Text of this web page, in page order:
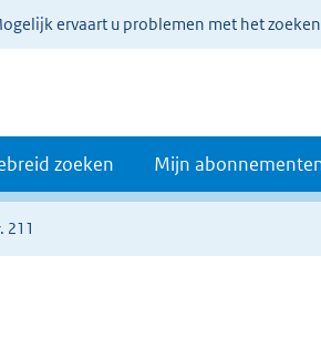
ervaart u problemen met het
zoeken Mijn
211